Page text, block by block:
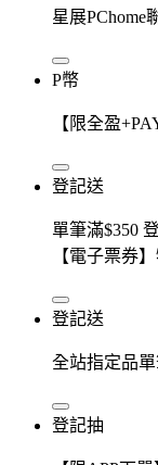
星展PChome
P幣
【限全盈
登記送
單筆滿$350
【電子票券
登記送
全站指定品單
登記抽